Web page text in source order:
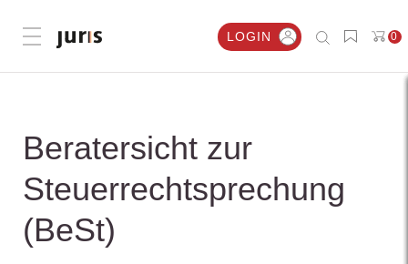
Menü öffnen LOGIN 0
Beratersicht zur
Steuerrechtsprechung
(BeSt)